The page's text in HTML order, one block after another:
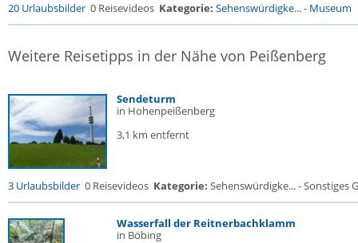
20 Urlaubsbilder 0 Reisevideos Kategorie: Sehenswürdigke...- Museum
Weitere Reisetipps in der Nähe von Peißenberg
Sendeturm
in Hohenpeißenberg
3,1 km entfernt
3 Urlaubsbilder 0 Reisevideos Kategorie: Sehenswürdigke... - Sonstiges
Wasserfall der Reitnerbachklamm
in Böbing